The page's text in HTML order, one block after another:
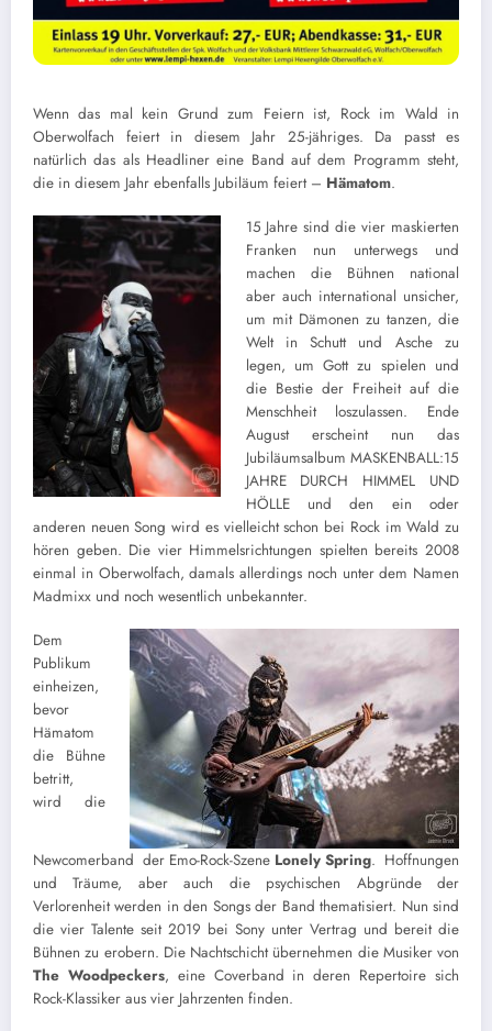
Wenn das mal kein Grund zum Feiern ist, Rock im Wald in
Oberwolfach feiert in diesem Jahr 25-jähriges. Da passt es
natürlich das als Headliner eine Band auf dem Programm steht,
die in diesem Jahr ebenfalls Jubiläum feiert – Hämatom.
15 Jahre sind die vier maskierten
Franken nun unterwegs und
machen die Bühnen national
aber auch international unsicher,
um mit Dämonen zu tanzen, die
Welt in Schutt und Asche zu
legen, um Gott zu spielen und
die Bestie der Freiheit auf die
Menschheit loszulassen. Ende
August erscheint nun das
Jubiläumsalbum MASKENBALL:15
JAHRE DURCH HIMMEL UND
HÖLLE und den ein oder
anderen neuen Song wird es vielleicht schon bei Rock im Wald zu
hören geben. Die vier Himmelsrichtungen spielten bereits 2008
einmal in Oberwolfach, damals allerdings noch unter dem Namen
Madmixx und noch wesentlich unbekannter.
Dem
Publikum
einheizen,
bevor
Hämatom
die Bühne
betritt,
wird die
Newcomerband der Emo-Rock-Szene Lonely Spring. Hoffnungen
und Träume, aber auch die psychischen Abgründe der
Verlorenheit werden in den Songs der Band thematisiert. Nun sind
die vier Talente seit 2019 bei Sony unter Vertrag und bereit die
Bühnen zu erobern. Die Nachtschicht übernehmen die Musiker von
The Woodpeckers, eine Coverband in deren Repertoire sich
Rock-Klassiker aus vier Jahrzenten finden.